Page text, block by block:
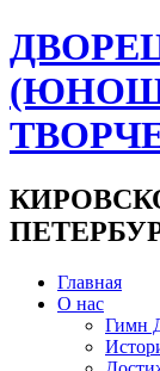
Главная
О нас
Гимн